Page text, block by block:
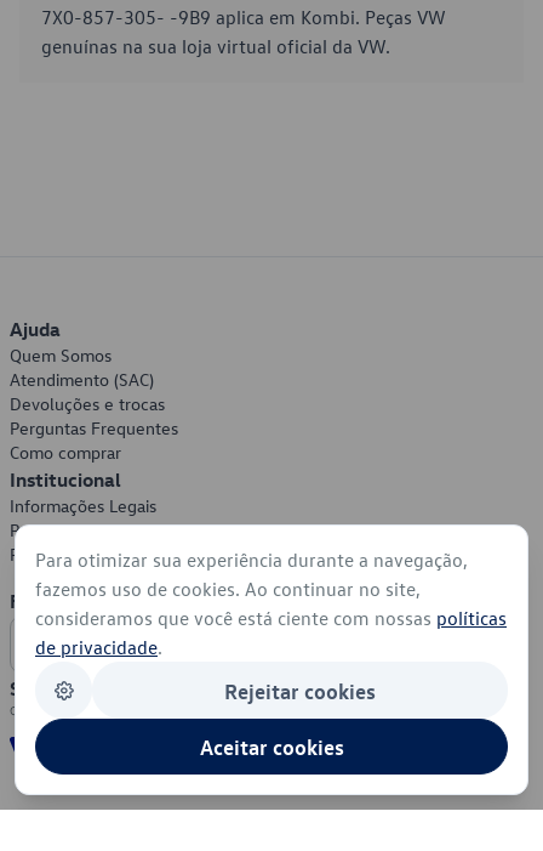
7X0-857-305- -9B9 aplica em Kombi. Peças VW
genuínas na sua loja virtual oficial da VW.
Ajuda
Quem Somos
Atendimento (SAC)
Devoluções e trocas
Perguntas Frequentes
Como comprar
Institucional
Informações Legais
Política de Privacidade
Política de Cookies
Formas de Pagamento
Segurança
Para otimizar sua experiência durante a navegação,
fazemos uso de cookies. Ao continuar no site,
consideramos que você está ciente com nossas políticas
de privacidade.
Rejeitar cookies
Aceitar cookies